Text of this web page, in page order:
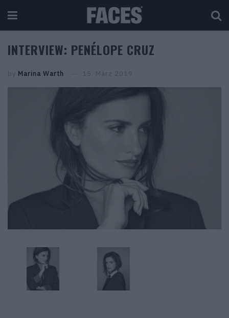
INTERVIEW: PENÉLOPE CRUZ
by Marina Warth 15. März 2019